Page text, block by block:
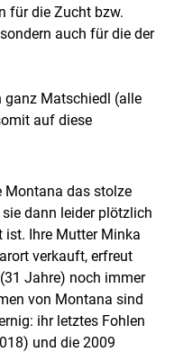
für die Zucht bzw.
auch für die der
ganz Matschiedl (alle
auf diese
Montana das stolze
dann leider plötzlich
ist. Ihre Mutter Minka
verkauft, erfreut
Jahre) noch immer
von Montana sind
ihr letztes Fohlen
und die 2009